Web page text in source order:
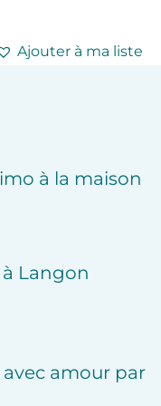
Ajouter à ma liste
à la maison
Langon
amour par